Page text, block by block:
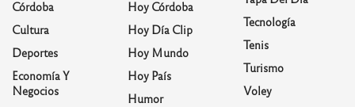
Córdoba
Cultura
Deportes
Economía Y
Negocios
Hoy Córdoba
Hoy Día Clip
Hoy Mundo
Hoy País
Humor
Tecnología
Tenis
Turismo
Voley